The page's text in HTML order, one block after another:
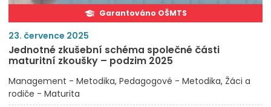
Garantováno OŠMTS
23. července 2025
Jednotné zkušební schéma společné části
maturitní zkoušky – podzim 2025
Management - Metodika Pedagogové - Metodika Žáci a
rodiče - Maturita